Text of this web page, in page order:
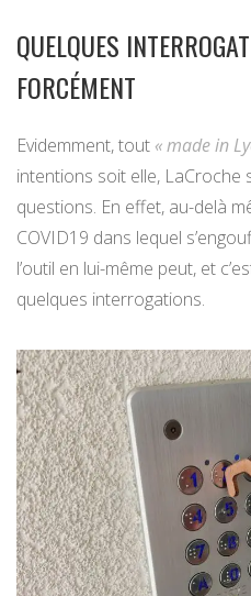
QUELQUES
FORCÉMENT
Evidemment, tout « made in
intentions soit elle,
questions. En effet, au-delà
COVID19 dans lequel
l’outil en lui-même peut, et
quelques interrogations.